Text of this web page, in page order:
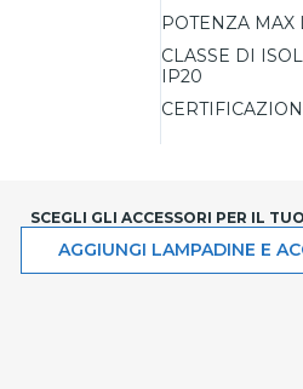
POTENZA MAX
CLASSE DI
IP20
SCEGLI GLI ACCESSORI PER IL
AGGIUNGI LAMPADINE E